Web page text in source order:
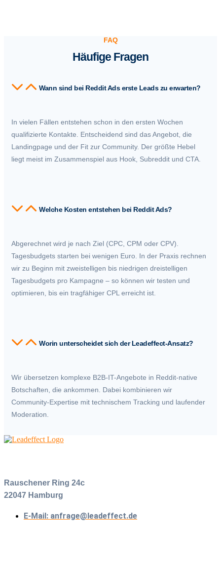
FAQ
Häufige Fragen
Wann sind bei Reddit Ads erste Leads zu erwarten?
In vielen Fällen entstehen schon in den ersten Wochen
qualifizierte Kontakte. Entscheidend sind das Angebot, die
Landingpage und der Fit zur Community. Der größte Hebel
liegt meist im Zusammenspiel aus Hook, Subreddit und CTA.
Welche Kosten entstehen bei Reddit Ads?
Abgerechnet wird je nach Ziel (CPC, CPM oder CPV).
Tagesbudgets starten bei wenigen Euro. In der Praxis rechnen
wir zu Beginn mit zweistelligen bis niedrigen dreistelligen
Tagesbudgets pro Kampagne – so können wir testen und
optimieren, bis ein tragfähiger CPL erreicht ist.
Worin unterscheidet sich der Leadeffect-Ansatz?
Wir übersetzen komplexe B2B-IT-Angebote in Reddit-native
Botschaften, die ankommen. Dabei kombinieren wir
Community-Expertise mit technischem Tracking und laufender
Moderation.
Rauschener Ring 24c
22047 Hamburg
E-Mail: anfrage@leadeffect.de